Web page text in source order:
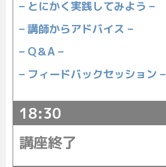
– とにかく実践してみよう –
– 講師からアドバイス –
– Q＆A –
– フィードバックセッション –
18:30
講座終了